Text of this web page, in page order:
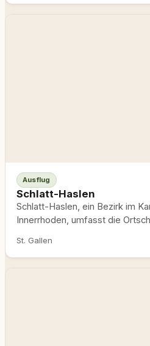
Ausflug
Schlatt-Haslen
Schlatt-Haslen, ein Bezirk im
Innerrhoden, umfasst die
St. Gallen